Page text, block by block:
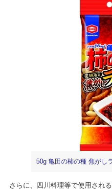
50g 亀田の柿の種 焦がし
さらに、四川料理等で使用され